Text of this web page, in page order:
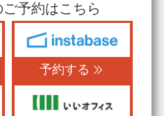
予約はこちら
予約する